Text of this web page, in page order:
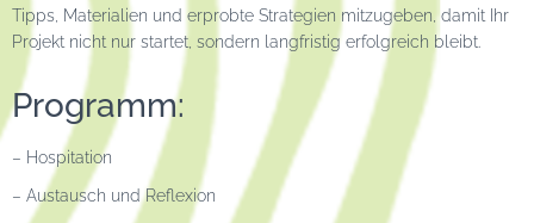
Tipps, Materialien und erprobte Strategien mitzugeben, damit Ihr
Projekt nicht nur startet, sondern langfristig erfolgreich bleibt.
Programm:
– Hospitation
– Austausch und Reflexion